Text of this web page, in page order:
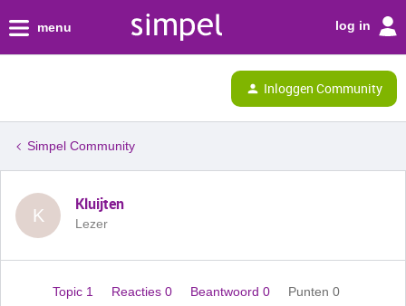
menu log in
Inloggen Community
Simpel Community
K
Kluijten
Lezer
Topic 1 Reacties 0 Beantwoord 0
Punten 0